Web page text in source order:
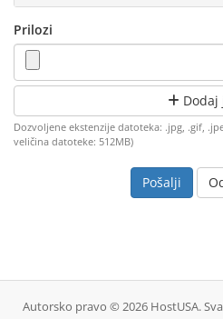
Prilozi
Dodaj
Dozvoljene ekstenzije datoteka: .jpg, .gif,
veličina datoteke: 512MB)
Autorsko pravo © 2026 HostUSA.